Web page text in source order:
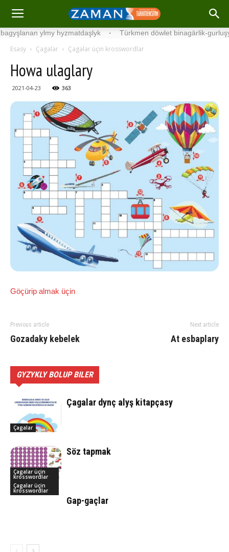
ylmy hyzmatdaşlyk · Türkmen döwlet binagärlik-gurluşyk
Esasy Çagalar Çagalar üçin krosswordlar
Howa ulaglary
2021-04-23 363
Göçürip almak üçin
Previous article
Go­za­da­ky ke­be­lek
Next article
At esbaplary
GYZYKLY BOLUP BILER
Çagalar
Çagalar dynç alyş kitapçasy
Çagalar üçin
krosswordlar
Söz tapmak
Çagalar üçin
krosswordlar
Gap-gaçlar